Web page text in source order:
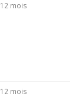
12 mois
12 mois